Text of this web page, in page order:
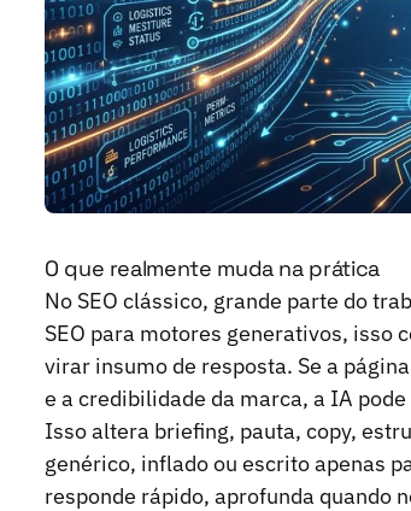
O que realmente muda na prática
No SEO clássico, grande parte do
SEO para motores generativos, isso
virar insumo de resposta. Se a
e a credibilidade da marca, a IA
Isso altera briefing, pauta, copy,
genérico, inflado ou escrito apenas
responde rápido, aprofunda quando